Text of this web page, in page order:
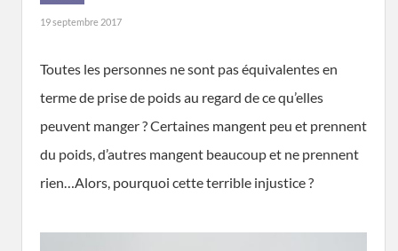
19 septembre 2017
Toutes les personnes ne sont pas équivalentes en
terme de prise de poids au regard de ce qu’elles
peuvent manger ? Certaines mangent peu et prennent
du poids, d’autres mangent beaucoup et ne prennent
rien…Alors, pourquoi cette terrible injustice ?